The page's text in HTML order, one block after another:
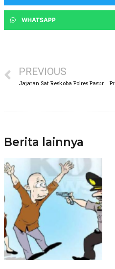
WHATSAPP
PREVIOUS
Jajaran Sat Reskoba Polres Pasuruan Lakukan Sidak Tes Urine
Berita lainnya